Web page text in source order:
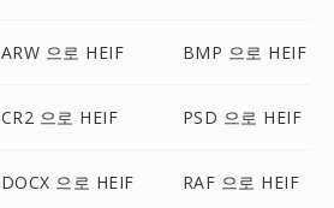
ARW 으로 HEIF BMP 으로 HEIF
CR2 으로 HEIF PSD 으로 HEIF
DOCX 으로 HEIF RAF 으로 HEIF